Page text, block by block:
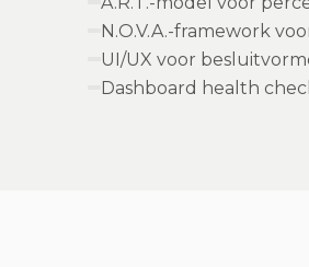
N.O.V.A.-framework
UI/UX voor
Dashboard health